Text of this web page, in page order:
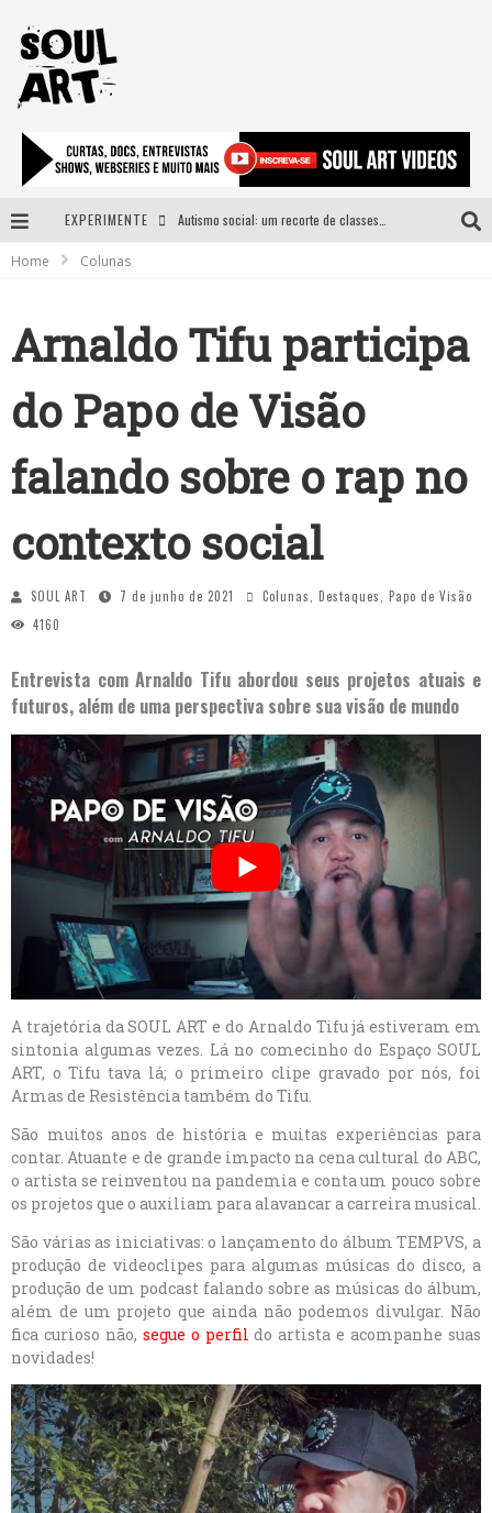
EXPERIMENTE
Home Colunas
Arnaldo Tifu participa
do Papo de Visão
falando sobre o rap no
contexto social
SOUL ART 7 de junho de 2021 Colunas Destaques
Papo de Visão
4160
Entrevista com Arnaldo Tifu abordou seus projetos atuais e
futuros, além de uma perspectiva sobre sua visão de mundo
A trajetória da SOUL ART e do Arnaldo Tifu já estiveram em
sintonia algumas vezes. Lá no comecinho do Espaço SOUL
ART, o Tifu tava lá; o primeiro clipe gravado por nós, foi
Armas de Resistência também do Tifu.
São muitos anos de história e muitas experiências para
contar. Atuante e de grande impacto na cena cultural do ABC,
o artista se reinventou na pandemia e conta um pouco sobre
os projetos que o auxiliam para alavancar a carreira musical.
São várias as iniciativas: o lançamento do álbum TEMPVS, a
produção de videoclipes para algumas músicas do disco, a
produção de um podcast falando sobre as músicas do álbum,
além de um projeto que ainda não podemos divulgar. Não
fica curioso não, segue o perfil do artista e acompanhe suas
novidades!